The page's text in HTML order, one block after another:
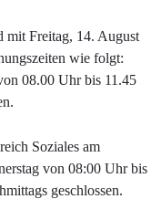
mit Freitag, 14. August
wie folgt:
08.00 Uhr bis 11.45
Soziales am
von 08:00 Uhr bis
geschlossen.